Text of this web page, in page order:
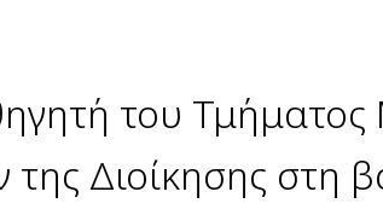
του Τμήματος
της Διοίκησης στη